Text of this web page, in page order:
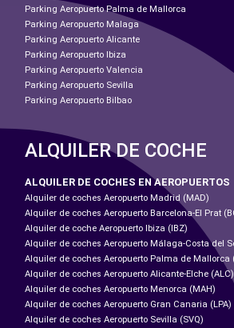
Parking Aeropuerto Palma de Mallorca
Parking Aeropuerto Malaga
Parking Aeropuerto Alicante
Parking Aeropuerto Ibiza
Parking Aeropuerto Valencia
Parking Aeropuerto Sevilla
Parking Aeropuerto Bilbao
ALQUILER DE COCHE
ALQUILER DE COCHES EN AEROPUERTOS
Alquiler de coches Aeropuerto Madrid (MAD)
Alquiler de coches Aeropuerto Barcelona-El Prat
Alquiler de coche Aeropuerto Ibiza (IBZ)
Alquiler de coches Aeropuerto Málaga-Costa del
Alquiler de coches Aeropuerto Palma de Mallorca
Alquiler de coches Aeropuerto Alicante-Elche (ALC)
Alquiler de coches Aeropuerto Menorca (MAH)
Alquiler de coches Aeropuerto Gran Canaria (LPA)
Alquiler de coches Aeropuerto Sevilla (SVQ)